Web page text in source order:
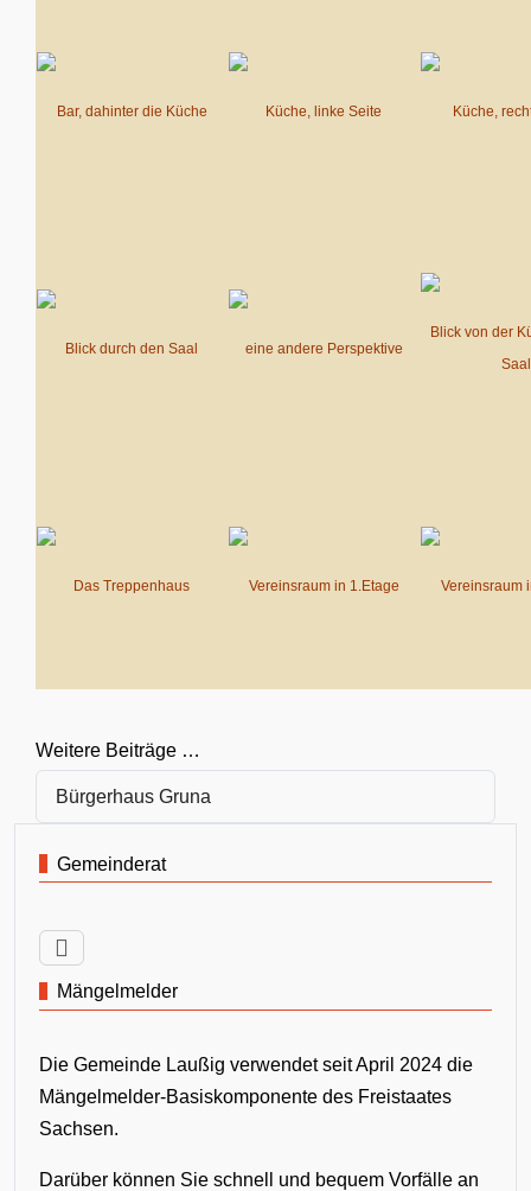
Bar, dahinter die Küche Küche, linke Seite Küche,
Blick durch den Saal eine andere Perspektive
Blick von der
Saal
Das Treppenhaus Vereinsraum in 1.Etage Vereinsraum
Weitere Beiträge …
Bürgerhaus Gruna
Gemeinderat
Mängelmelder
Die Gemeinde Laußig verwendet seit April 2024 die
Mängelmelder-Basiskomponente des Freistaates
Sachsen.
Darüber können Sie schnell und bequem Vorfälle an